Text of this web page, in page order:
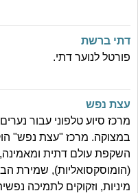
דתי ברשת
פורטל לנוער דתי.
עצת נפש
מרכז סיוע טלפוני עבור
במצוקה. מרכז "עצת נפש"
השקפת עולם דתית
(הומוסקסואליות), שמירת
מיניות, וזקוקים לתמיכה